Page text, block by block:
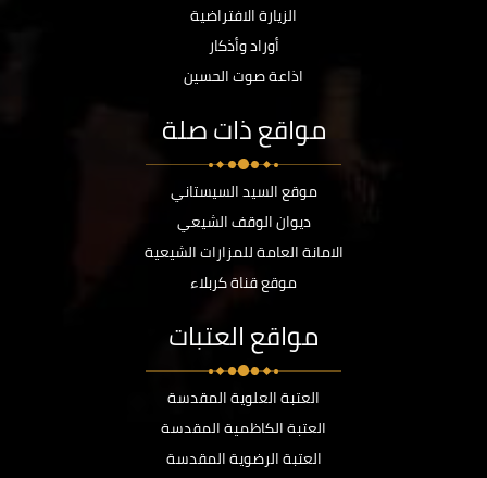
الزيارة الافتراضية
أوراد وأذكار
اذاعة صوت الحسين
مواقع ذات صلة
موقع السيد السيستاني
ديوان الوقف الشيعي
الامانة العامة للمزارات الشيعية
موقع قناة كربلاء
مواقع العتبات
العتبة العلوية المقدسة
العتبة الكاظمية المقدسة
العتبة الرضوية المقدسة